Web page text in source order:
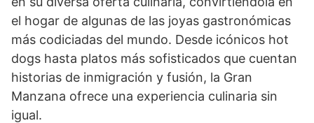
el hogar de algunas de las joyas gastronómicas
más codiciadas del mundo. Desde icónicos hot
dogs hasta platos más sofisticados que cuentan
historias de inmigración y fusión, la Gran
Manzana ofrece una experiencia culinaria sin
igual.